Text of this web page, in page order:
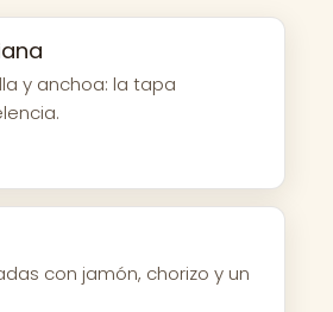
y anchoa: la tapa
con jamón, chorizo y un